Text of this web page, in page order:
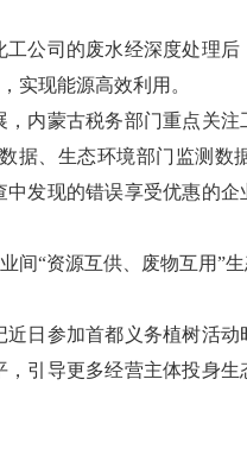
公司的废水经深度处理
实现能源高效利用。
内蒙古税务部门重点关
据、生态环境部门监测数
发现的错误享受优惠的企
间“资源互供、废物互用”
日参加首都义务植树活
引导更多经营主体投身